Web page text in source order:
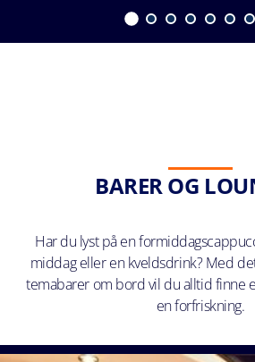
BARER OG
Har du lyst på en
middag eller en kveldsdrink? Med
temabarer om bord vil du alltid finne
en forfriskning.